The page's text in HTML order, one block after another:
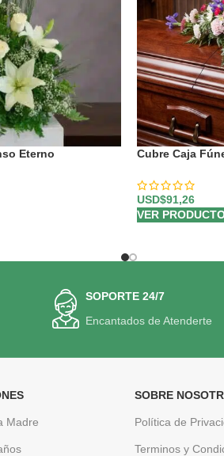
Eterno
Cubre Caja
USD$91,26
VER
SOPORTE 24/7
Encantados de Atenderte
Madre
SOBRE
Política de
Terminos y